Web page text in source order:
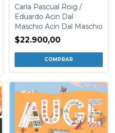
Carla Pascual Roig /
Eduardo Acin Dal
Maschio Acin Dal Maschio
$22.900,00